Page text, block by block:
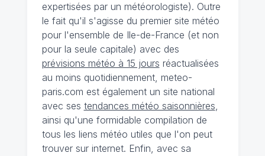
expertisées par un météorologiste). Outre
le fait qu'il s'agisse du premier site météo
pour l'ensemble de Ile-de-France (et non
pour la seule capitale) avec des
prévisions météo à 15 jours réactualisées
au moins quotidiennement, meteo-
paris.com est également un site national
avec ses tendances météo saisonnières,
ainsi qu'une formidable compilation de
tous les liens météo utiles que l'on peut
trouver sur internet. Enfin, avec sa